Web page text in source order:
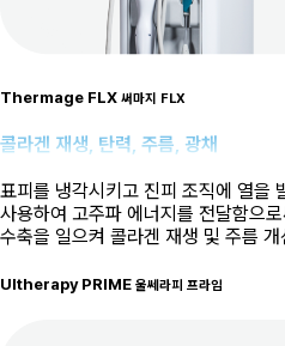
Thermage FLX 써마지 FLX
콜라겐 재생, 탄력, 주름, 광채
표피를 냉각시키고 진피 조직에 열을
사용하여 고주파 에너지를 전달함으
수축을 일으켜 콜라겐 재생 및 주름
Ultherapy PRIME 울쎄라피 프라임